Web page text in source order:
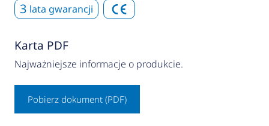
3 lata gwarancji
Karta PDF
Najważniejsze informacje o produkcie.
Pobierz dokument (PDF)